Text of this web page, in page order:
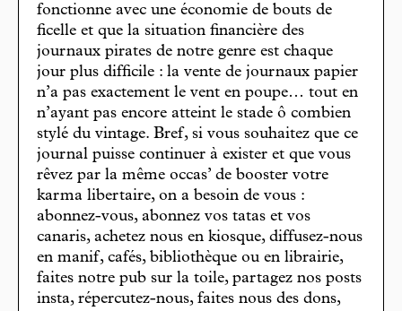
fonctionne avec une économie de bouts de
ficelle et que la situation financière des
journaux pirates de notre genre est chaque
jour plus difficile : la vente de journaux papier
n’a pas exactement le vent en poupe… tout en
n’ayant pas encore atteint le stade ô combien
stylé du vintage. Bref, si vous souhaitez que ce
journal puisse continuer à exister et que vous
rêvez par la même occas’ de booster votre
karma libertaire, on a besoin de vous :
abonnez-vous, abonnez vos tatas et vos
canaris, achetez nous en kiosque, diffusez-nous
en manif, cafés, bibliothèque ou en librairie,
faites notre pub sur la toile, partagez nos posts
insta, répercutez-nous, faites nous des dons,